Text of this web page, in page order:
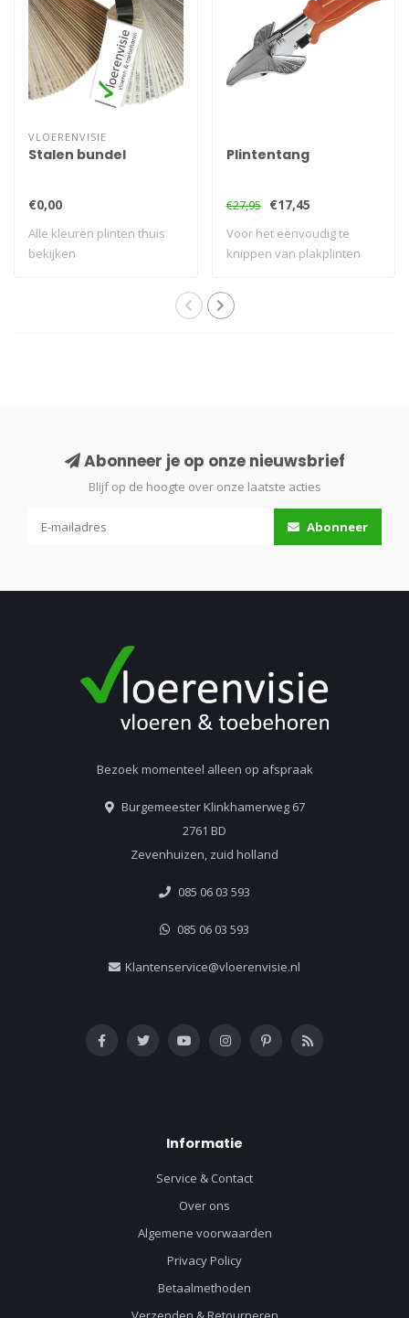
VLOERENVISIE
Stalen bundel
€0,00
Alle kleuren plinten thuis
bekijken
Plintentang
€27,95 €17,45
Voor het eenvoudig te
knippen van plakplinten
Abonneer je op onze nieuwsbrief
Blijf op de hoogte over onze laatste acties
Abonneer
Bezoek momenteel alleen op afspraak
Burgemeester Klinkhamerweg 67
2761 BD
Zevenhuizen, zuid holland
085 06 03 593
085 06 03 593
Klantenservice@vloerenvisie.nl
Informatie
Service & Contact
Over ons
Algemene voorwaarden
Privacy Policy
Betaalmethoden